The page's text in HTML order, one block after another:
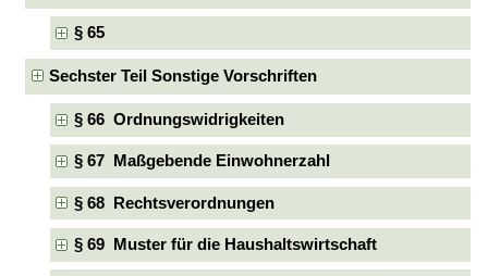
§ 65
Sechster Teil Sonstige Vorschriften
§ 66 Ordnungswidrigkeiten
§ 67 Maßgebende Einwohnerzahl
§ 68 Rechtsverordnungen
§ 69 Muster für die Haushaltswirtschaft